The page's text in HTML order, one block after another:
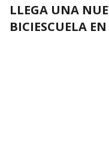
LLEGA UNA
BICIESCUELA